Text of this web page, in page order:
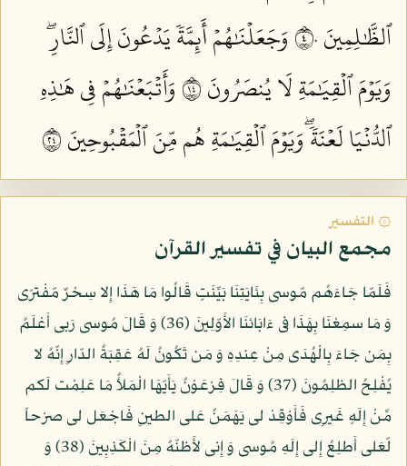
ٱلظَّٰلِمِينَ ٤٠
وَجَعَلۡنَٰهُمۡ أَئِمَّةٗ يَدۡعُونَ إِلَى ٱلنَّارِۖ
وَيَوۡمَ ٱلۡقِيَٰمَةِ لَا يُنصَرُونَ ٤١
وَأَتۡبَعۡنَٰهُمۡ فِي هَٰذِهِ
ٱلدُّنۡيَا لَعۡنَةٗۖ وَيَوۡمَ ٱلۡقِيَٰمَةِ هُم مِّنَ ٱلۡمَقۡبُوحِينَ ٤٢
۞ التفسير
مجمع البيان في تفسير القرآن
فَلَمّا جَاءَهُم مّوسى بِئَايَتِنَا بَيِّنَتٍ قَالُوا مَا هَذَا إِلا سِحْرٌ مّفْترًى
وَ مَا سمِعْنَا بِهَذَا فى ءَابَائنَا الأَوّلِينَ (36) وَ قَالَ مُوسى رَبى أَعْلَمُ
بِمَن جَاءَ بِالْهُدَى مِنْ عِندِهِ وَ مَن تَكُونُ لَهُ عَقِبَةُ الدّارِ إِنّهُ لا
يُفْلِحُ الظلِمُونَ (37) وَ قَالَ فِرْعَوْنُ يَأَيّهَا الْمَلأُ مَا عَلِمْت لَكم
مِّنْ إِلَهٍ غَيرِى فَأَوْقِدْ لى يَهَمَنُ عَلى الطينِ فَاجْعَل لى صرْحاً
لّعَلى أَطلِعُ إِلى إِلَهِ مُوسى وَ إِنى لأَظنّهُ مِنَ الْكَذِبِينَ (38) وَ